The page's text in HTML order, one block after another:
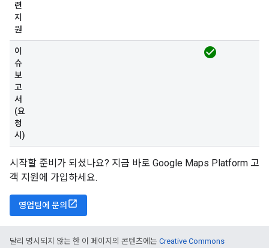
련
지
원
이
슈
보
고
서
(요
청
시)
check_circle
시작할 준비가 되셨나요? 지금 바로 Google Maps Platform 고
객 지원에 가입하세요.
영업팀에 문의
달리 명시되지 않는 한 이 페이지의 콘텐츠에는 Creative Commons